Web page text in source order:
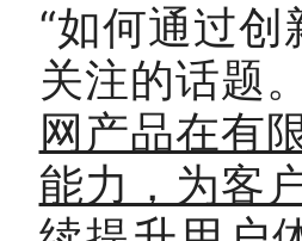
“如何通过
关注的话题。
网产品在有
能力，为客